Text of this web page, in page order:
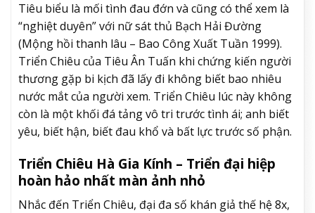
Tiêu biểu là mối tình đau đớn và cũng có thể xem là
“nghiệt duyên” với nữ sát thủ Bạch Hải Đường
(Mộng hồi thanh lâu – Bao Công Xuất Tuần 1999).
Triển Chiêu của Tiêu Ân Tuấn khi chứng kiến người
thương gặp bi kịch đã lấy đi không biết bao nhiêu
nước mắt của người xem. Triển Chiêu lúc này không
còn là một khối đá tảng vô tri trước tình ái; anh biết
yêu, biết hận, biết đau khổ và bất lực trước số phận.
Triển Chiêu Hà Gia Kính – Triển đại hiệp
hoàn hảo nhất màn ảnh nhỏ
Nhắc đến Triển Chiêu, đại đa số khán giả thế hệ 8x,